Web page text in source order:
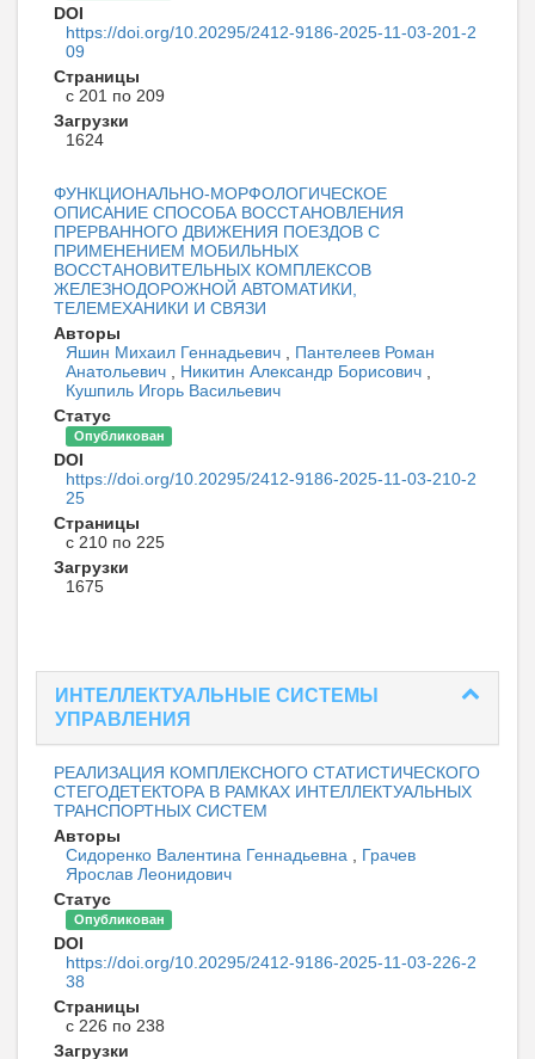
DOI
https://doi.org/10.20295/2412-9186-2025-11-03-201-2
09
Страницы
с 201 по 209
Загрузки
1624
ФУНКЦИОНАЛЬНО-МОРФОЛОГИЧЕСКОЕ
ОПИСАНИЕ СПОСОБА ВОССТАНОВЛЕНИЯ
ПРЕРВАННОГО ДВИЖЕНИЯ ПОЕЗДОВ С
ПРИМЕНЕНИЕМ МОБИЛЬНЫХ
ВОССТАНОВИТЕЛЬНЫХ КОМПЛЕКСОВ
ЖЕЛЕЗНОДОРОЖНОЙ АВТОМАТИКИ,
ТЕЛЕМЕХАНИКИ И СВЯЗИ
Авторы
Яшин Михаил Геннадьевич
Пантелеев Роман
Анатольевич
Никитин Александр Борисович
Кушпиль Игорь Васильевич
Статус
Опубликован
DOI
https://doi.org/10.20295/2412-9186-2025-11-03-210-2
25
Страницы
с 210 по 225
Загрузки
1675
ИНТЕЛЛЕКТУАЛЬНЫЕ СИСТЕМЫ
УПРАВЛЕНИЯ
РЕАЛИЗАЦИЯ КОМПЛЕКСНОГО СТАТИСТИЧЕСКОГО
СТЕГОДЕТЕКТОРА В РАМКАХ ИНТЕЛЛЕКТУАЛЬНЫХ
ТРАНСПОРТНЫХ СИСТЕМ
Авторы
Сидоренко Валентина Геннадьевна
Грачев
Ярослав Леонидович
Статус
Опубликован
DOI
https://doi.org/10.20295/2412-9186-2025-11-03-226-2
38
Страницы
с 226 по 238
Загрузки